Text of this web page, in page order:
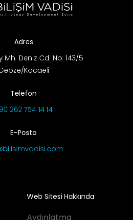
AR-GE Portal
Kariyer Portal
EN
Adres
Mh. Deniz Cd. No: 143/5
Kocaeli
Telefon
262 754 14 14
E-Posta
Web Sitesi Hakkında
Aydınlatma